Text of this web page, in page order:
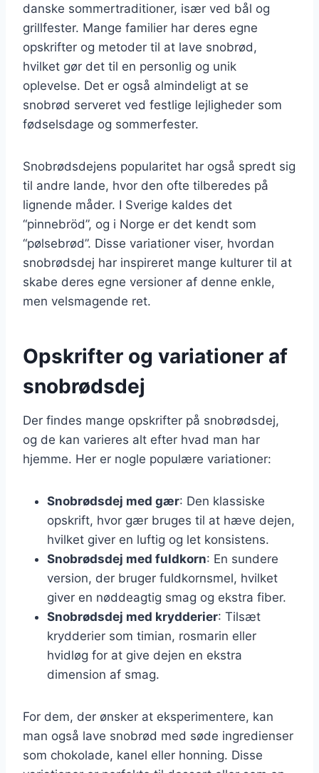
danske sommertraditioner, især ved bål og
grillfester. Mange familier har deres egne
opskrifter og metoder til at lave snobrød,
hvilket gør det til en personlig og unik
oplevelse. Det er også almindeligt at se
snobrød serveret ved festlige lejligheder som
fødselsdage og sommerfester.
Snobrødsdejens popularitet har også spredt sig
til andre lande, hvor den ofte tilberedes på
lignende måder. I Sverige kaldes det
“pinnebröd”, og i Norge er det kendt som
“pølsebrød”. Disse variationer viser, hvordan
snobrødsdej har inspireret mange kulturer til at
skabe deres egne versioner af denne enkle,
men velsmagende ret.
Opskrifter og variationer af
snobrødsdej
Der findes mange opskrifter på snobrødsdej,
og de kan varieres alt efter hvad man har
hjemme. Her er nogle populære variationer:
Snobrødsdej med gær: Den klassiske
opskrift, hvor gær bruges til at hæve dejen,
hvilket giver en luftig og let konsistens.
Snobrødsdej med fuldkorn: En sundere
version, der bruger fuldkornsmel, hvilket
giver en nøddeagtig smag og ekstra fiber.
Snobrødsdej med krydderier: Tilsæt
krydderier som timian, rosmarin eller
hvidløg for at give dejen en ekstra
dimension af smag.
For dem, der ønsker at eksperimentere, kan
man også lave snobrød med søde ingredienser
som chokolade, kanel eller honning. Disse